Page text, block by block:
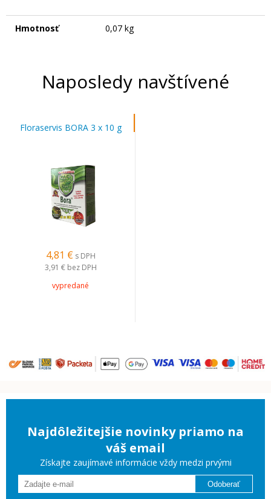
Hmotnosť 0,07 kg
Naposledy navštívené
Floraservis BORA 3 x 10 g
4,81 € s DPH
3,91 € bez DPH
vypredané
Najdôležitejšie novinky priamo na
váš email
Získajte zaujímavé informácie vždy medzi prvými
Odoberať